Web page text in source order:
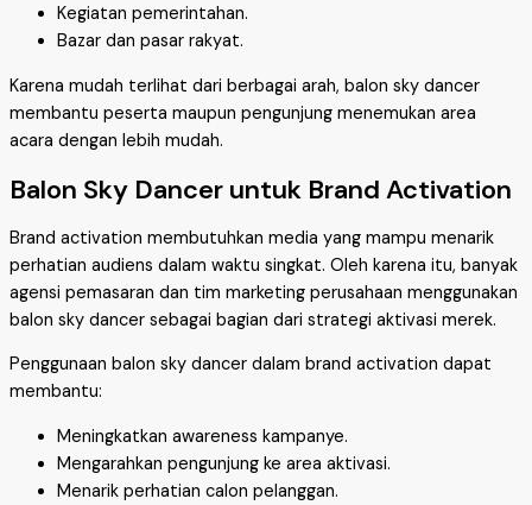
Kegiatan pemerintahan.
Bazar dan pasar rakyat.
Karena mudah terlihat dari berbagai arah, balon sky dancer
membantu peserta maupun pengunjung menemukan area
acara dengan lebih mudah.
Balon Sky Dancer untuk Brand Activation
Brand activation membutuhkan media yang mampu menarik
perhatian audiens dalam waktu singkat. Oleh karena itu, banyak
agensi pemasaran dan tim marketing perusahaan menggunakan
balon sky dancer sebagai bagian dari strategi aktivasi merek.
Penggunaan balon sky dancer dalam brand activation dapat
membantu:
Meningkatkan awareness kampanye.
Mengarahkan pengunjung ke area aktivasi.
Menarik perhatian calon pelanggan.